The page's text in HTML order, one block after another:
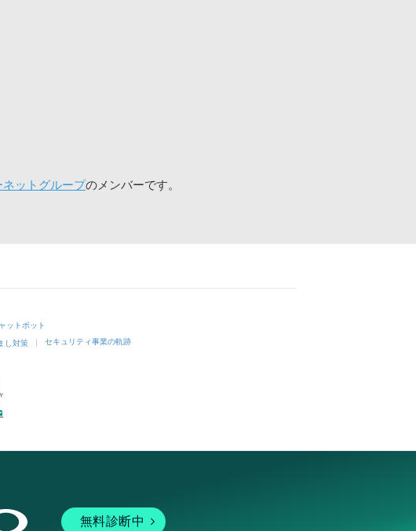
ットグループのメンバーです。
ットボット
し対策 セキュリティ事業の軌跡
無料診断中